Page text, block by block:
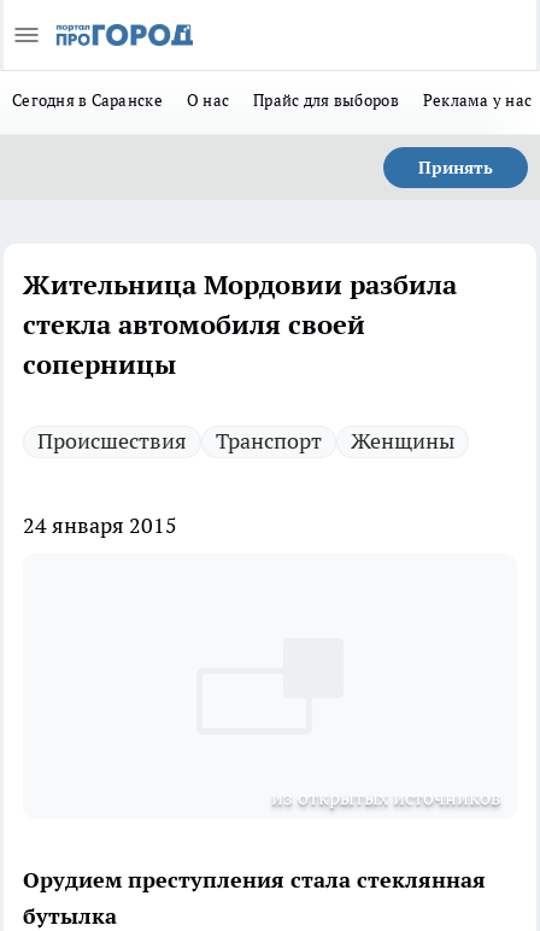
Сегодня в Саранске О нас Прайс для выборов Реклама у нас
Принять
Жительница Мордовии разбила
стекла автомобиля своей
соперницы
Происшествия Транспорт Женщины
24 января 2015
из открытых источников
Орудием преступления стала стеклянная
бутылка